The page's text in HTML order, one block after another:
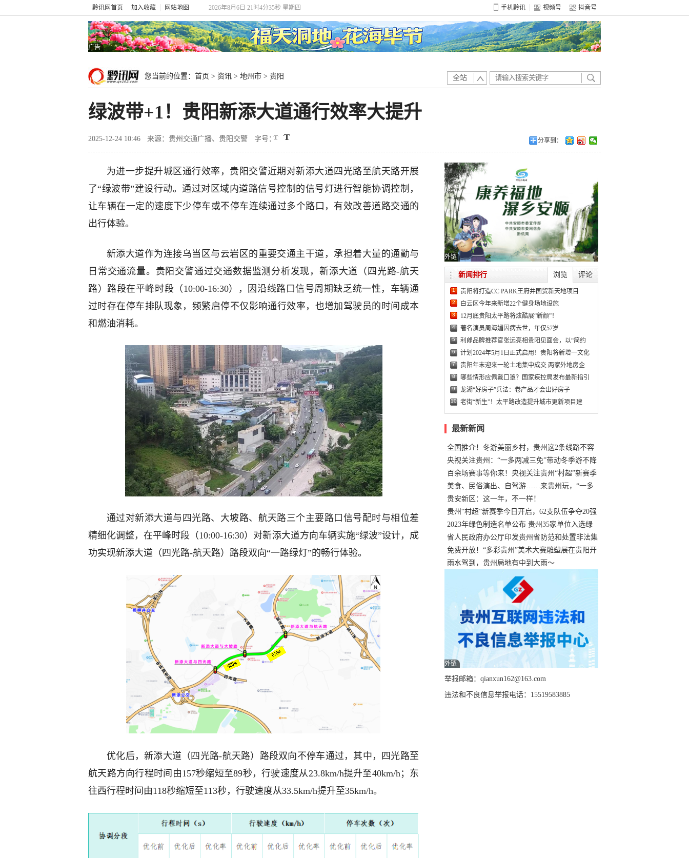
黔讯网首页 加入收藏 网站地图 2026年8月6日 21时4分35秒 星期四 手机黔讯 视频号 抖音号
广告
您当前的位置： 首页 > 资讯 > 地州市 > 贵阳 全站
绿波带+1！贵阳新添大道通行效率大提升
2025-12-24 10:46 来源：贵州交通广播、贵阳交警 字号： 分享到：
为进一步提升城区通行效率，贵阳交警近期对新添大道四光路至航天路开展
了“绿波带”建设行动。通过对区域内道路信号控制的信号灯进行智能协调控制，
让车辆在一定的速度下少停车或不停车连续通过多个路口，有效改善道路交通的
出行体验。
新添大道作为连接乌当区与云岩区的重要交通主干道，承担着大量的通勤与
日常交通流量。贵阳交警通过交通数据监测分析发现，新添大道（四光路-航天
路）路段在平峰时段（10:00-16:30），因沿线路口信号周期缺乏统一性，车辆通
过时存在停车排队现象，频繁启停不仅影响通行效率，也增加驾驶员的时间成本
和燃油消耗。
通过对新添大道与四光路、大坡路、航天路三个主要路口信号配时与相位差
精细化调整，在平峰时段（10:00-16:30）对新添大道方向车辆实施“绿波”设计，成
功实现新添大道（四光路-航天路）路段双向“一路绿灯”的畅行体验。
优化后，新添大道（四光路-航天路）路段双向不停车通过，其中，四光路至
航天路方向行程时间由157秒缩短至89秒，行驶速度从23.8km/h提升至40km/h；东
往西行程时间由118秒缩短至113秒，行驶速度从33.5km/h提升至35km/h。
外链
浏览 评论
新闻排行
1 贵阳将打造CC PARK王府井国贸新天地项目
2 白云区今年来新增22个健身场地设施
3 12月底贵阳太平路将炫酷展“新颜”！
4 著名演员周海媚因病去世，年仅57岁
5 利郎品牌推荐官张远亮相贵阳见面会，以“简约
6 计划2024年5月1日正式启用！贵阳将新增一文化
7 贵阳年末迎来一轮土地集中成交 两家外地房企
8 哪些情形应佩戴口罩？国家疾控局发布最新指引
9 龙湖“好房子”兵法：卷产品才会出好房子
10 老街“新生”！太平路改造提升城市更新项目建
最新新闻
全国推介！冬游美丽乡村，贵州这2条线路不容
错过
央视关注贵州：“一多两减三免”带动冬季游不降
温
百余场赛事等你来！央视关注贵州“村超”新赛季
正式“打响”
美食、民俗演出、自驾游……来贵州玩，“一多
两减三免”！
贵安新区：这一年，不一样！
贵州“村超”新赛季今日开启，62支队伍争夺20强
名额
2023年绿色制造名单公布 贵州35家单位入选绿
色工厂
省人民政府办公厅印发贵州省防范和处置非法集
资工作实施细则
免费开放！“多彩贵州”美术大赛雕塑展在贵阳开
展，持续至1月19日
雨水驾到，贵州局地有中到大雨～
外链
举报邮箱：qianxun162@163.com
违法和不良信息举报电话：15519583885